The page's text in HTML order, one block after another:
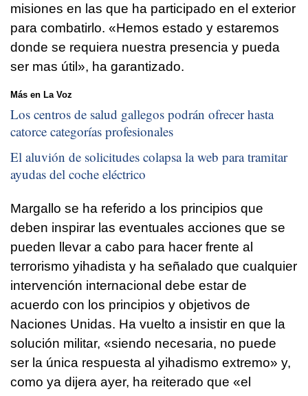
misiones en las que ha participado en el exterior
para combatirlo. «Hemos estado y estaremos
donde se requiera nuestra presencia y pueda
ser mas útil», ha garantizado.
Más en La Voz
Los centros de salud gallegos podrán ofrecer hasta
catorce categorías profesionales
El aluvión de solicitudes colapsa la web para tramitar
ayudas del coche eléctrico
Margallo se ha referido a los principios que
deben inspirar las eventuales acciones que se
pueden llevar a cabo para hacer frente al
terrorismo yihadista y ha señalado que cualquier
intervención internacional debe estar de
acuerdo con los principios y objetivos de
Naciones Unidas. Ha vuelto a insistir en que la
solución militar, «siendo necesaria, no puede
ser la única respuesta al yihadismo extremo» y,
como ya dijera ayer, ha reiterado que «el